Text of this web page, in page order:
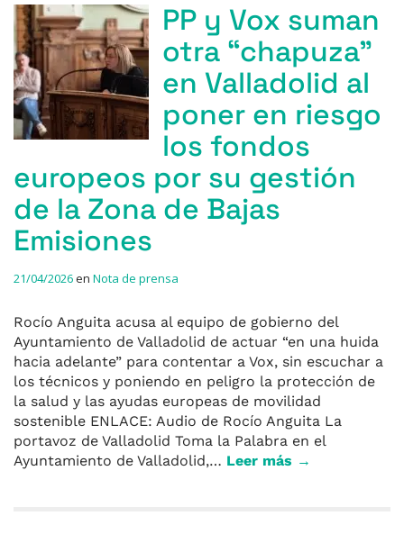
PP y Vox suman
otra “chapuza”
en Valladolid al
poner en riesgo
los fondos
europeos por su gestión
de la Zona de Bajas
Emisiones
21/04/2026en Nota de prensa
Rocío Anguita acusa al equipo de gobierno del
Ayuntamiento de Valladolid de actuar “en una huida
hacia adelante” para contentar a Vox, sin escuchar a
los técnicos y poniendo en peligro la protección de
la salud y las ayudas europeas de movilidad
sostenible ENLACE: Audio de Rocío Anguita La
portavoz de Valladolid Toma la Palabra en el
Ayuntamiento de Valladolid,… Leer más →